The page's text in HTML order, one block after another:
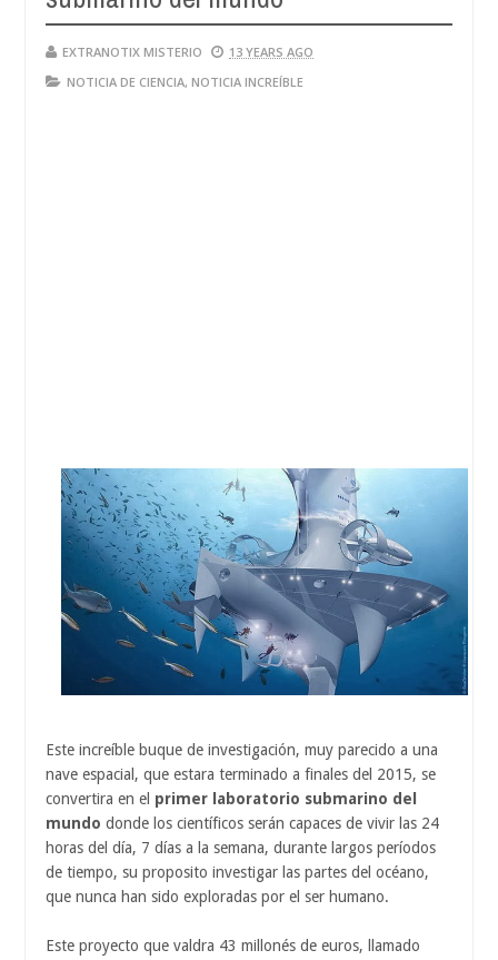
EXTRANOTIX MISTERIO
13 YEARS AGO
NOTICIA DE CIENCIA, NOTICIA INCREÍBLE
Este increíble buque de investigación, muy parecido a una
nave espacial, que estara terminado a finales del 2015, se
convertira en el primer laboratorio submarino del
mundo donde los científicos serán capaces de vivir las 24
horas del día, 7 días a la semana, durante largos períodos
de tiempo, su proposito investigar las partes del océano,
que nunca han sido exploradas por el ser humano.
Este proyecto que valdra 43 millonés de euros, llamado